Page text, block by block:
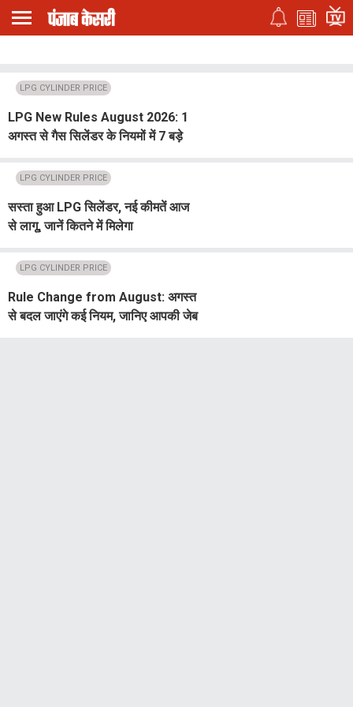
LPG CYLINDER PRICE
LPG New Rules August 2026: 1
अगस्त से गैस सिलेंडर के नियमों में 7 बड़े
ग्राहकों के लिए जरूरी अपडेट
LPG CYLINDER PRICE
सस्ता हुआ LPG सिलेंडर, नई कीमतें आज
से लागू, जानें कितने में मिलेगा
LPG CYLINDER PRICE
Rule Change from August: अगस्त
से बदल जाएंगे कई नियम, जानिए आपकी जेब